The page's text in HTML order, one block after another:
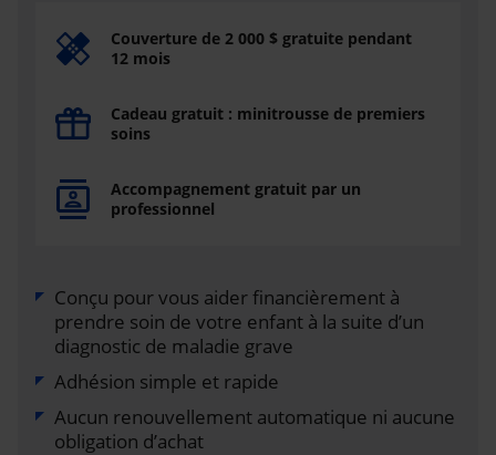
Couverture de 2 000 $ gratuite pendant
12 mois
Cadeau gratuit : minitrousse de premiers
soins
Accompagnement gratuit par un
professionnel
Conçu pour vous aider financièrement à
prendre soin de votre enfant à la suite d’un
diagnostic de maladie grave
Adhésion simple et rapide
Aucun renouvellement automatique ni aucune
obligation d’achat